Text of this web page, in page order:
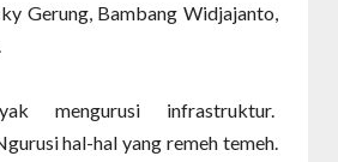
Gerung, Bambang Widjajanto,
mengurusi infrastruktur.
hal-hal yang remeh temeh.